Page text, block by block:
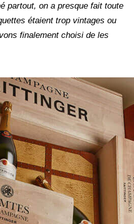
partout, on a presque fait toute
étaient trop vintages ou
finalement choisi de les